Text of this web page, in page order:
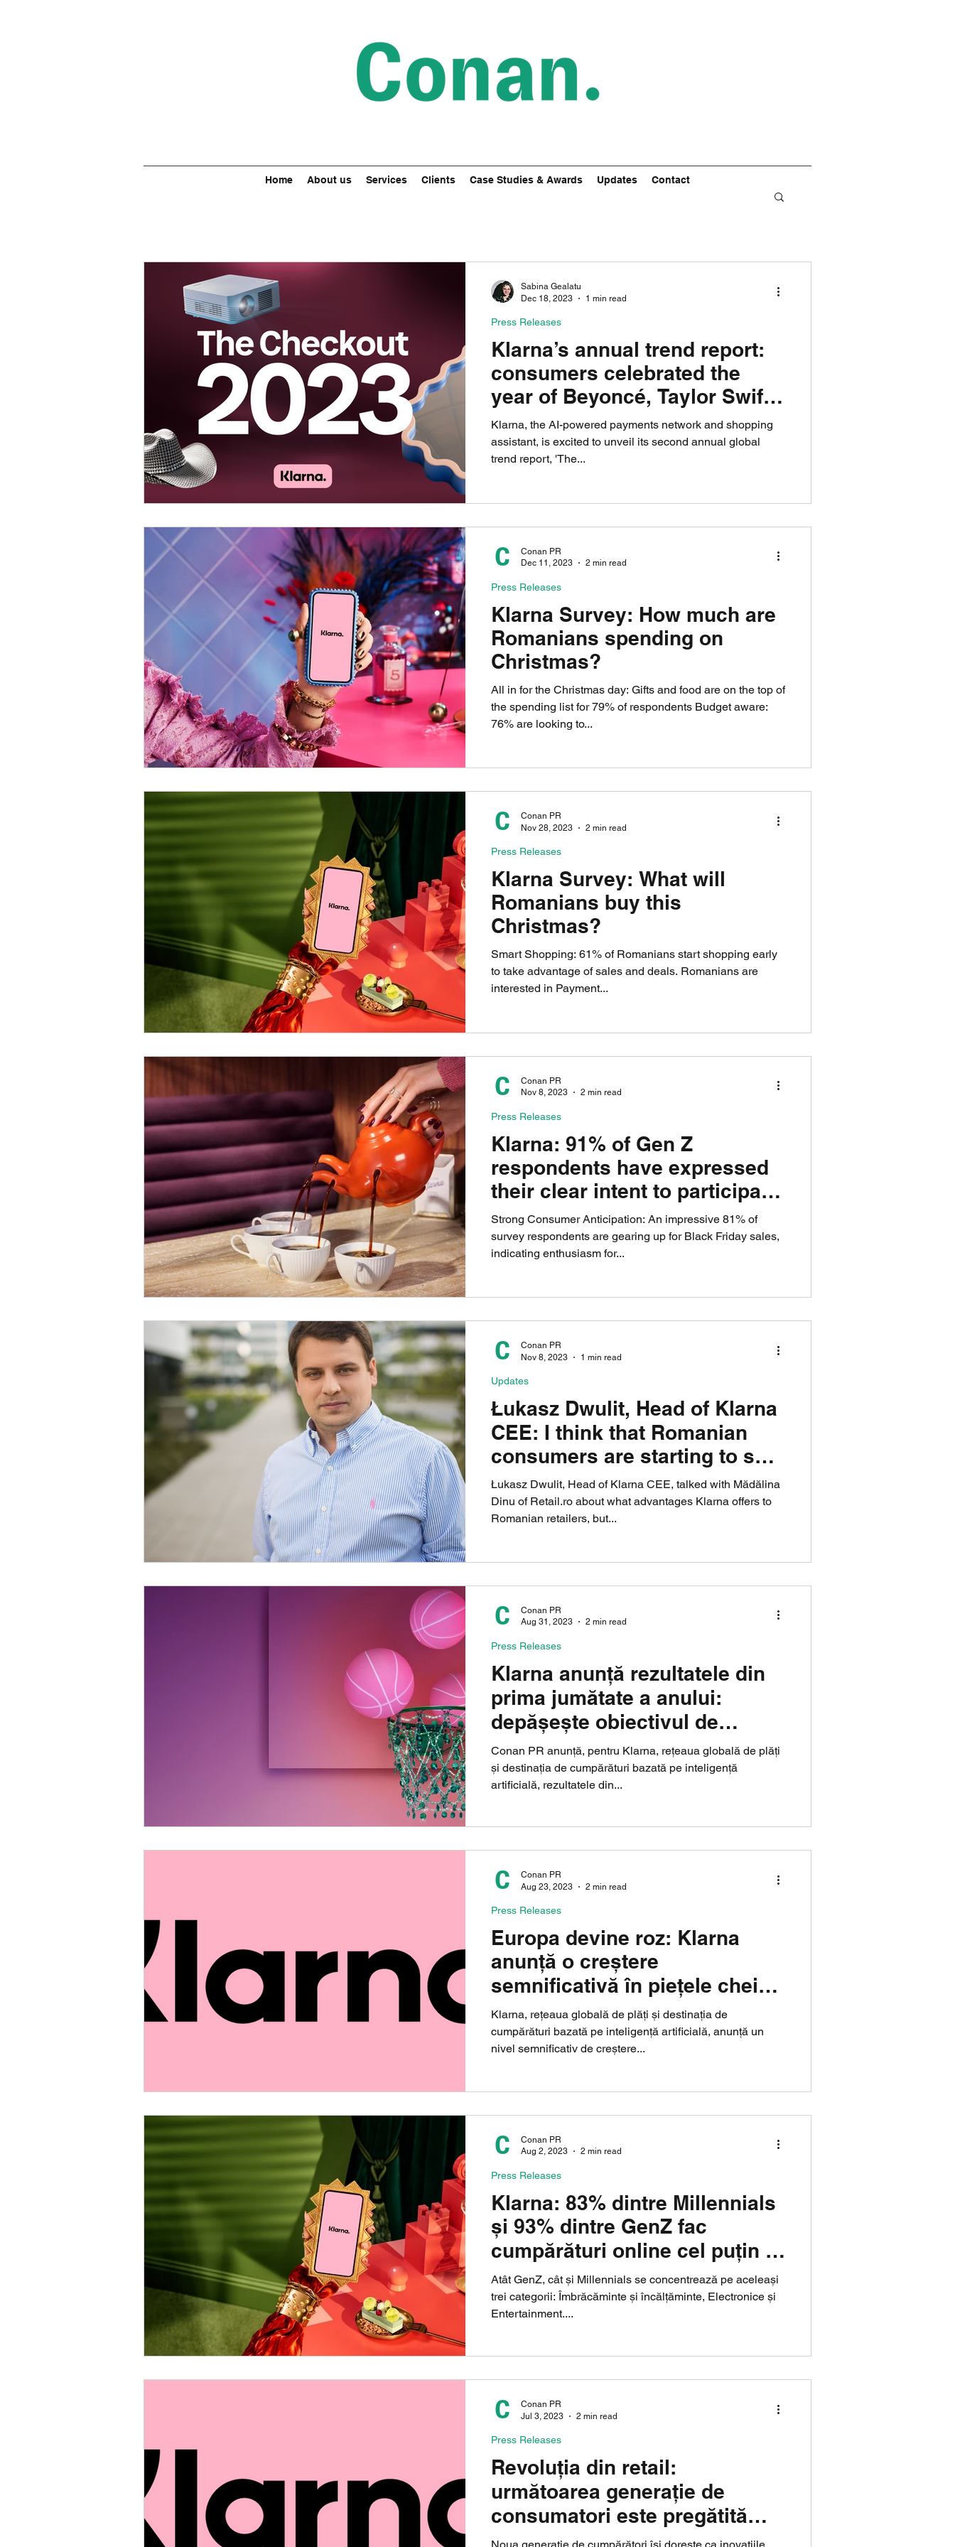
Home About us Services Clients Case Studies & Awards Updates Contact
Klarna’s annual trend report:
consumers celebrated the
year of Beyoncé, Taylor Swift
and Barbie
Klarna, the AI-powered payments network and shopping
assistant, is excited to unveil its second annual global
trend report, 'The...
Press Releases
Sabina Gealatu
Dec 18, 2023
1 min read
Klarna Survey: How much are
Romanians spending on
Christmas?
All in for the Christmas day: Gifts and food are on the top of
the spending list for 79% of respondents Budget aware:
76% are looking to...
Press Releases
Conan PR
Dec 11, 2023
2 min read
Klarna Survey: What will
Romanians buy this
Christmas?
Smart Shopping: 61% of Romanians start shopping early
to take advantage of sales and deals. Romanians are
interested in Payment...
Press Releases
Conan PR
Nov 28, 2023
2 min read
Klarna: 91% of Gen Z
respondents have expressed
their clear intent to participate
in Black Friday
Strong Consumer Anticipation: An impressive 81% of
survey respondents are gearing up for Black Friday sales,
indicating enthusiasm for...
Press Releases
Conan PR
Nov 8, 2023
2 min read
Łukasz Dwulit, Head of Klarna
CEE: I think that Romanian
consumers are starting to see
the benefits
Łukasz Dwulit, Head of Klarna CEE, talked with Mădălina
Dinu of Retail.ro about what advantages Klarna offers to
Romanian retailers, but...
Updates
Conan PR
Nov 8, 2023
1 min read
Klarna anunță rezultatele din
prima jumătate a anului:
depășește obiectivul de
rentabilitate
Conan PR anunță, pentru Klarna, rețeaua globală de plăți
și destinația de cumpărături bazată pe inteligență
artificială, rezultatele din...
Press Releases
Conan PR
Aug 31, 2023
2 min read
Europa devine roz: Klarna
anunță o creștere
semnificativă în piețele cheie
din Europa
Klarna, rețeaua globală de plăți și destinația de
cumpărături bazată pe inteligență artificială, anunță un
nivel semnificativ de creștere...
Press Releases
Conan PR
Aug 23, 2023
2 min read
Klarna: 83% dintre Millennials
și 93% dintre GenZ fac
cumpărături online cel puțin o
dată pe lună
Atât GenZ, cât și Millennials se concentrează pe aceleași
trei categorii: Îmbrăcăminte și încălțăminte, Electronice și
Entertainment....
Press Releases
Conan PR
Aug 2, 2023
2 min read
Revoluția din retail:
următoarea generație de
consumatori este pregătită
pentru AI
Press Releases
Conan PR
Jul 3, 2023
2 min read